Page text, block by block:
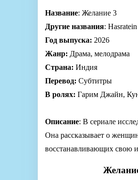
Название: Желание 3
Другие названия:
Год выпуска: 2026
Жанр: Драма, мелодрама
Страна: Индия
Перевод: Субтитры
В ролях: Гарим Джайн,
Описание: В сериале
Она рассказывает о
восстанавливающих свою